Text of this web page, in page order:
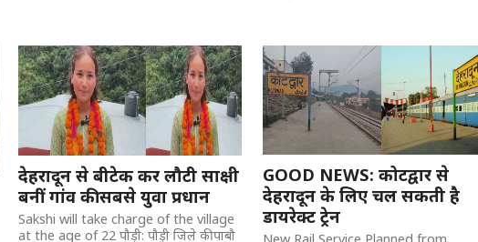
देहरादून से बीटेक कर लौटी साक्षी
बनीं गांव की सबसे युवा प्रधान
Sakshi will take charge of the village
at the age of 22 पौड़ी: पौड़ी जिले की पाबौ
GOOD NEWS: कोटद्वार से
देहरादून के लिए चल सकती है
डायरेक्ट ट्रेन